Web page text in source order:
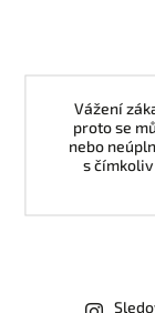
Vážení
proto se
nebo
s